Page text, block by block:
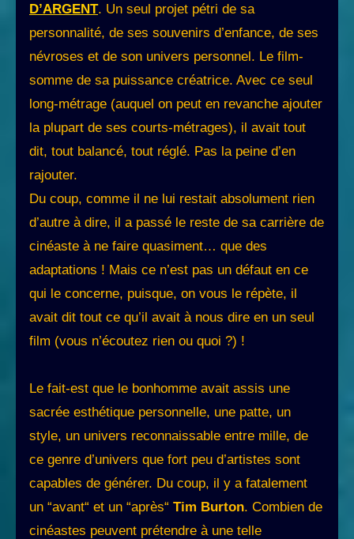
D’ARGENT. Un seul projet pétri de sa
personnalité, de ses souvenirs d’enfance, de ses
névroses et de son univers personnel. Le film-
somme de sa puissance créatrice. Avec ce seul
long-métrage (auquel on peut en revanche ajouter
la plupart de ses courts-métrages), il avait tout
dit, tout balancé, tout réglé. Pas la peine d’en
rajouter.
Du coup, comme il ne lui restait absolument rien
d’autre à dire, il a passé le reste de sa carrière de
cinéaste à ne faire quasiment… que des
adaptations ! Mais ce n’est pas un défaut en ce
qui le concerne, puisque, on vous le répète, il
avait dit tout ce qu’il avait à nous dire en un seul
film (vous n’écoutez rien ou quoi ?) !
Le fait-est que le bonhomme avait assis une
sacrée esthétique personnelle, une patte, un
style, un univers reconnaissable entre mille, de
ce genre d’univers que fort peu d’artistes sont
capables de générer. Du coup, il y a fatalement
un “avant“ et un “après“ Tim Burton. Combien de
cinéastes peuvent prétendre à une telle